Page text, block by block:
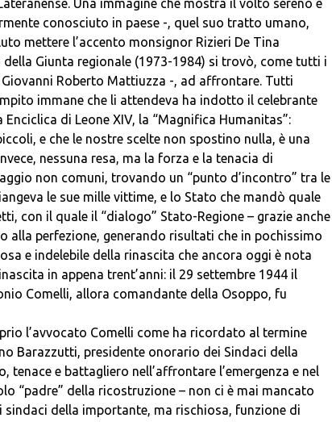
Una immagine che mostra il volto sereno e
conosciuto in paese -, quel suo tratto umano,
mettere l’accento monsignor Rizieri De Tina
Giunta regionale (1973-1984) si trovò, come tutti i
Roberto Mattiuzza -, ad affrontare. Tutti
immane che li attendeva ha indotto il celebrante
di Leone XIV, la “Magnifica Humanitas”:
e che le nostre scelte non spostino nulla, è una
nessuna resa, ma la forza e la tenacia di
non comuni, trovando un “punto d’incontro” tra le
le sue mille vittime, e lo Stato che mandò quale
con il quale il “dialogo” Stato-Regione – grazie anche
alla perfezione, generando risultati che in pochissimo
e indelebile della rinascita che ancora oggi è nota
in appena trent’anni: il 29 settembre 1944 il
Comelli, allora comandante della Osoppo, fu
l’avvocato Comelli come ha ricordato al termine
Barazzutti, presidente onorario dei Sindaci della
e battagliero nell’affrontare l’emergenza e nel
“padre” della ricostruzione – non ci è mai mancato
sindaci della importante, ma rischiosa, funzione di